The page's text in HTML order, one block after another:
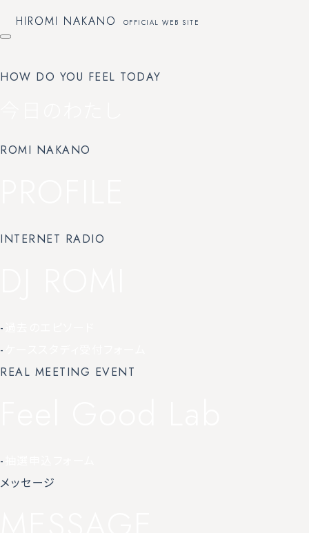
HIROMI NAKANO OFFICIAL WEB SITE
HIROMI NAKANO OFFICIAL WEB SITE
HOW DO YOU FEEL TODAY
ROMI NAKANO
INTERNET RADIO
-
-
REAL MEETING EVENT
-
メッセージ